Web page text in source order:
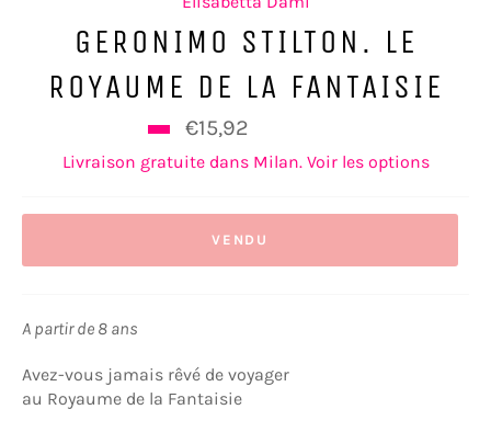
GERONIMO STILTON. LE
ROYAUME DE LA FANTAISIE
€15,92
Livraison gratuite dans Milan. Voir les options
VENDU
A partir de 8 ans
Avez-vous jamais rêvé de voyager
au Royaume de la Fantaisie